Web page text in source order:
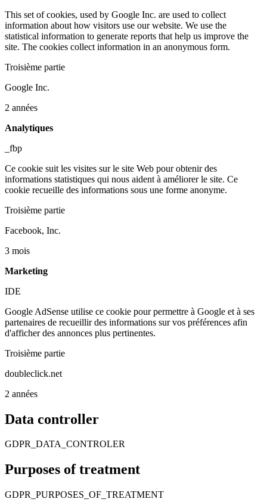
This set of cookies, used by Google Inc. are used to collect
information about how visitors use our website. We use the
statistical information to generate reports that help us improve the
site. The cookies collect information in an anonymous form.
Troisième partie
Google Inc.
2 années
Analytiques
_fbp
Ce cookie suit les visites sur le site Web pour obtenir des
informations statistiques qui nous aident à améliorer le site. Ce
cookie recueille des informations sous une forme anonyme.
Troisième partie
Facebook, Inc.
3 mois
Marketing
IDE
Google AdSense utilise ce cookie pour permettre à Google et à ses
partenaires de recueillir des informations sur vos préférences afin
d'afficher des annonces plus pertinentes.
Troisième partie
doubleclick.net
2 années
Data controller
GDPR_DATA_CONTROLER
Purposes of treatment
GDPR_PURPOSES_OF_TREATMENT